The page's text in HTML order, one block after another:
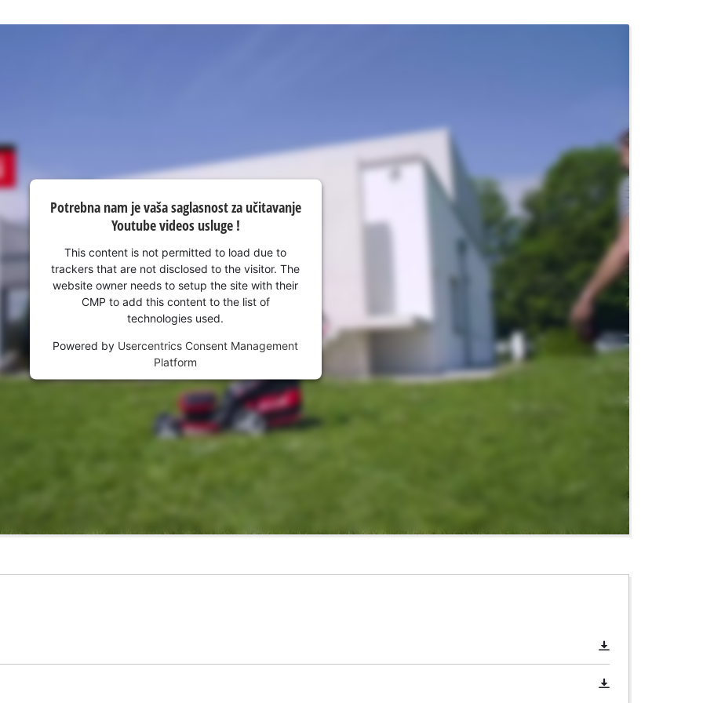
Potrebna nam je vaša saglasnost za učitavanje
Youtube videos usluge !
This content is not permitted to load due to
trackers that are not disclosed to the visitor. The
website owner needs to setup the site with their
CMP to add this content to the list of
technologies used.
Powered by Usercentrics Consent Management
Platform